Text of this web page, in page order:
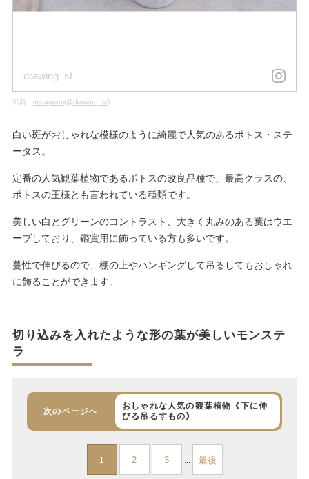
drawing_st
出典： instagram(@drawing_st)
白い斑がおしゃれな模様のように綺麗で人気のあるポトス・ステ
ータス。
定番の人気観葉植物であるポトスの改良品種で、最高クラスの、
ポトスの王様とも言われている種類です。
美しい白とグリーンのコントラスト、大きく丸みのある葉はウエ
ーブしており、鑑賞用に飾っている方も多いです。
蔓性で伸びるので、棚の上やハンギングして吊るしてもおしゃれ
に飾ることができます。
切り込みを入れたような形の葉が美しいモンステ
ラ
次のページへ
おしゃれな人気の観葉植物《下に伸
びる吊るすもの》
1 2 3 最後